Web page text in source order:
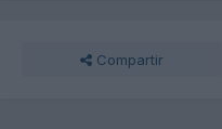
Compartir